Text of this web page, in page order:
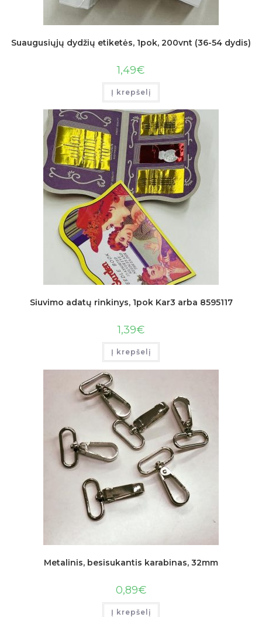
Suaugusiųjų dydžių etiketės, 1pok, 200vnt (36-54 dydis)
1,49€
Į krepšelį
Siuvimo adatų rinkinys, 1pok Kar3 arba 8595117
1,39€
Į krepšelį
Metalinis, besisukantis karabinas, 32mm
0,89€
Į krepšelį